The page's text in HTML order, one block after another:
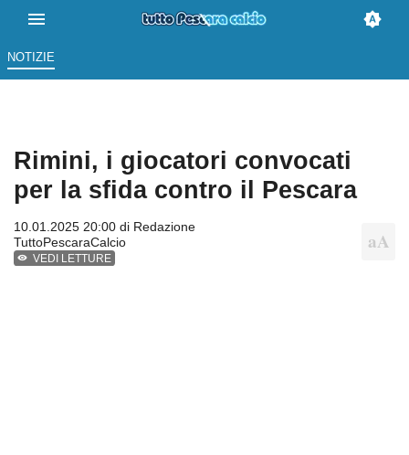
NOTIZIE
Rimini, i giocatori convocati
per la sfida contro il Pescara
10.01.2025 20:00 di Redazione
TuttoPescaraCalcio
VEDI LETTURE